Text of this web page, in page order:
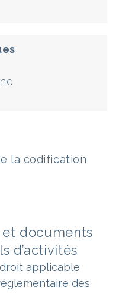
la codification
documents
d’activités
applicable
des